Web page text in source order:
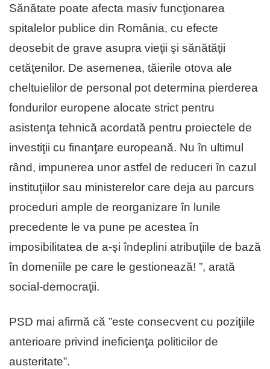
Sănătate poate afecta masiv funcţionarea
spitalelor publice din România, cu efecte
deosebit de grave asupra vieţii şi sănătăţii
cetăţenilor. De asemenea, tăierile otova ale
cheltuielilor de personal pot determina pierderea
fondurilor europene alocate strict pentru
asistenţa tehnică acordată pentru proiectele de
investiţii cu finanţare europeană. Nu în ultimul
rând, impunerea unor astfel de reduceri în cazul
instituţiilor sau ministerelor care deja au parcurs
proceduri ample de reorganizare în lunile
precedente le va pune pe acestea în
imposibilitatea de a-şi îndeplini atribuţiile de bază
în domeniile pe care le gestionează! ”, arată
social-democraţii.
PSD mai afirmă că ”este consecvent cu poziţiile
anterioare privind ineficienţa politicilor de
austeritate”.